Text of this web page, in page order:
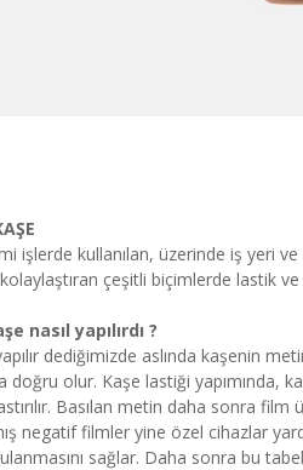
işlerde kullanılan, üzerinde iş yeri
kolaylaştıran çeşitli biçimlerde lastik
nasıl yapılırdı ?
dediğimizde aslında kaşenin
doğru olur. Kaşe lastiği yapımında,
Basılan metin daha sonra
negatif filmler yine özel cihazlar
sağlar. Daha sonra bu